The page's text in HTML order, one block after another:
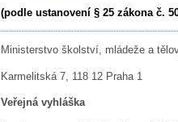
(podle ustanovení § 25 zákona č.
Ministerstvo školství, mládeže a
Karmelitská 7, 118 12 Praha 1
Veřejná vyhláška